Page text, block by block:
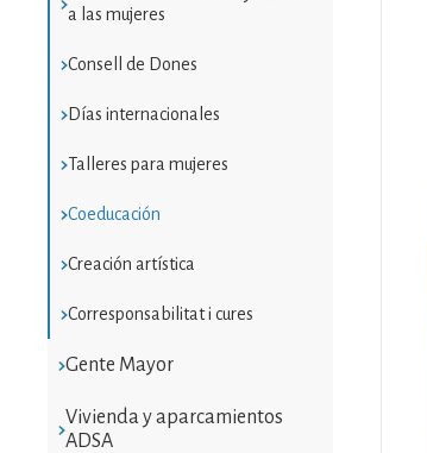
a las mujeres
Consell de Dones
Días internacionales
Talleres para mujeres
Coeducación
Creación artística
Corresponsabilitat i cures
Gente Mayor
Vivienda y aparcamientos
ADSA